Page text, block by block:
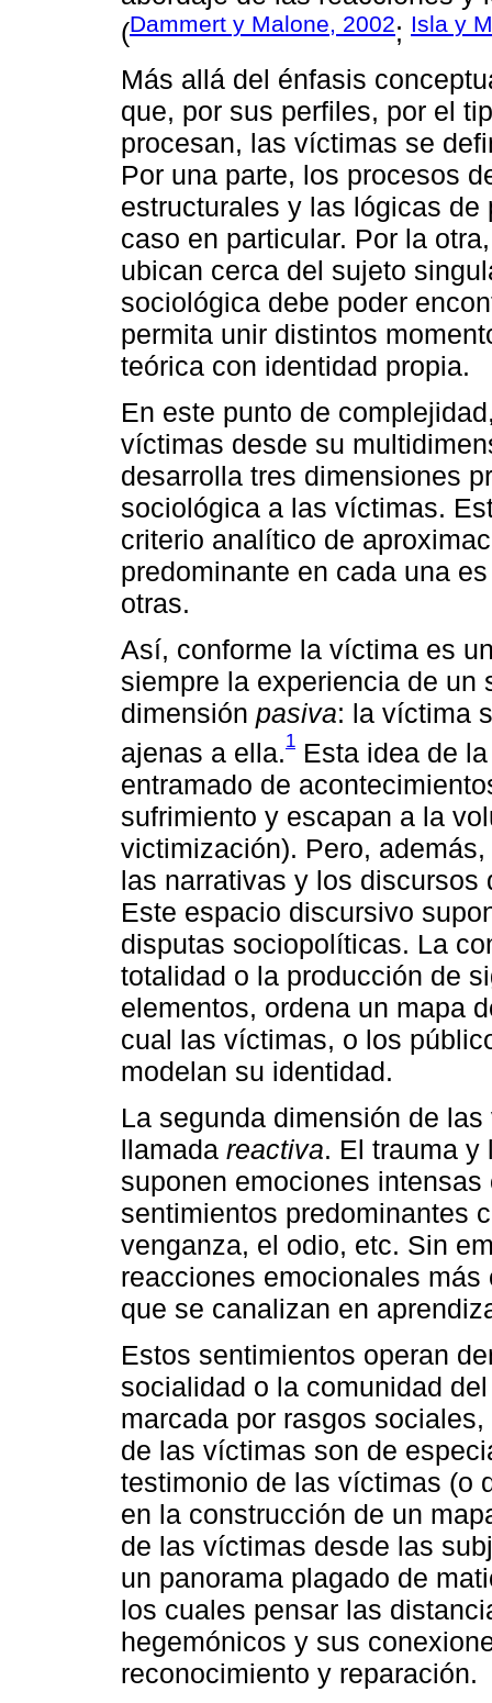
(Dammert y Malone, 2002; Isla y
Más allá del énfasis
que, por sus perfiles, por el
procesan, las víctimas se
Por una parte, los procesos
estructurales y las lógicas
caso en particular. Por la
ubican cerca del sujeto
sociológica debe poder
permita unir distintos
teórica con identidad propia.
En este punto de
víctimas desde su
desarrolla tres dimensiones
sociológica a las víctimas.
criterio analítico de
predominante en cada una
otras.
Así, conforme la víctima es
siempre la experiencia de un
dimensión pasiva: la víctima
ajenas a ella.1 Esta idea de
entramado de
sufrimiento y escapan a la
victimización). Pero,
las narrativas y los
Este espacio discursivo
disputas sociopolíticas. La
totalidad o la producción de
elementos, ordena un mapa
cual las víctimas, o los
modelan su identidad.
La segunda dimensión de
llamada reactiva. El trauma y
suponen emociones
sentimientos predominantes
venganza, el odio, etc. Sin
reacciones emocionales
que se canalizan en
Estos sentimientos operan
socialidad o la comunidad
marcada por rasgos
de las víctimas son de
testimonio de las víctimas (o
en la construcción de un
de las víctimas desde las
un panorama plagado de
los cuales pensar las
hegemónicos y sus
reconocimiento y reparación.